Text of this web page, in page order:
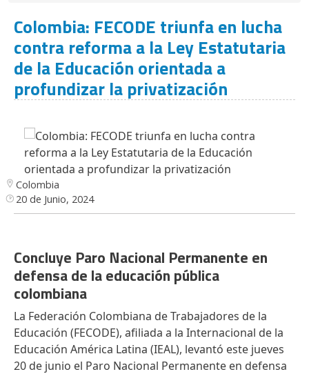
Colombia: FECODE triunfa en lucha
contra reforma a la Ley Estatutaria
de la Educación orientada a
profundizar la privatización
Colombia
20 de Junio, 2024
Concluye Paro Nacional Permanente en
defensa de la educación pública
colombiana
La Federación Colombiana de Trabajadores de la
Educación (FECODE), afiliada a la Internacional de la
Educación América Latina (IEAL), levantó este jueves
20 de junio el Paro Nacional Permanente en defensa